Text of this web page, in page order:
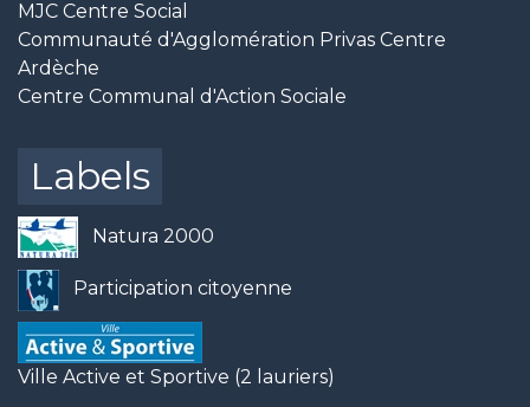
MJC Centre Social
Communauté d'Agglomération Privas Centre
Ardèche
Centre Communal d'Action Sociale
Labels
Natura 2000
Participation citoyenne
Ville Active et Sportive (2 lauriers)